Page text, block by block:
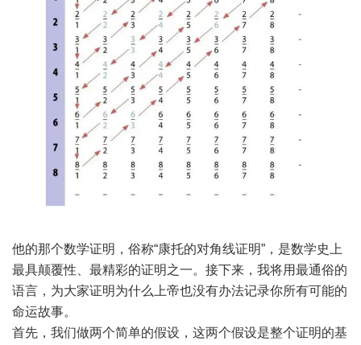
他的那个数学证明，俗称“康托的对角线证明”，是数学史上
最具颠覆性、最精彩的证明之一。接下来，我将用最通俗的
语言，为大家证明为什么上帝也没有办法记录你所有可能的
命运故事。
首先，我们做两个简单的假设，这两个假设是整个证明的基